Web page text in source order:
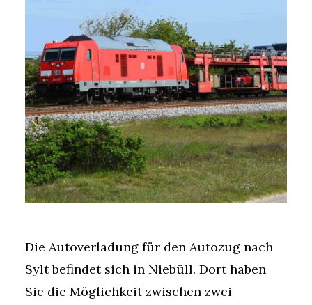
Die Autoverladung für den Autozug nach
Sylt befindet sich in Niebüll. Dort haben
Sie die Möglichkeit zwischen zwei